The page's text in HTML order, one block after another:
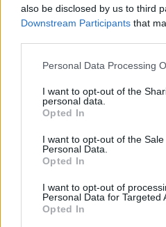
also be disclosed by us to third
Downstream Participants that
Personal Data Processing
I want to opt-out of the
personal data.
Opted In
I want to opt-out of the
Personal Data.
Opted In
I want to opt-out of
Personal Data for Targeted
Opted In